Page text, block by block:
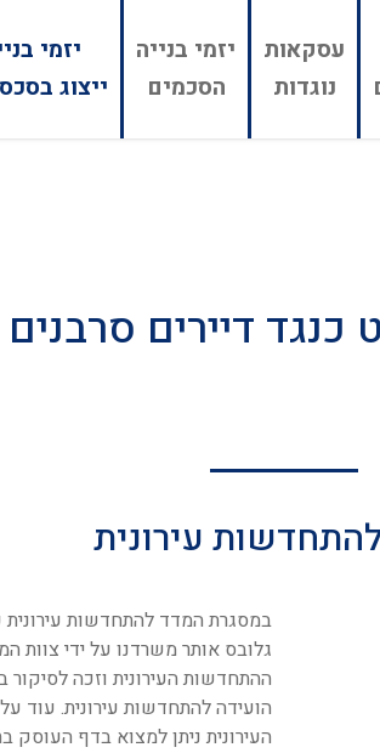
עסקאות
נוגדות
יזמי בנייה
הסכמים
יזמי
ייצוג
דיירים סרבנים
עירונית
במסגרת המדד להתחדשות
גלובס אותר משרדנו על ידי צוות
ההתחדשות העירונית וזכה
הועידה להתחדשות עירונית.
העירונית ניתן למצוא בדף העוסק